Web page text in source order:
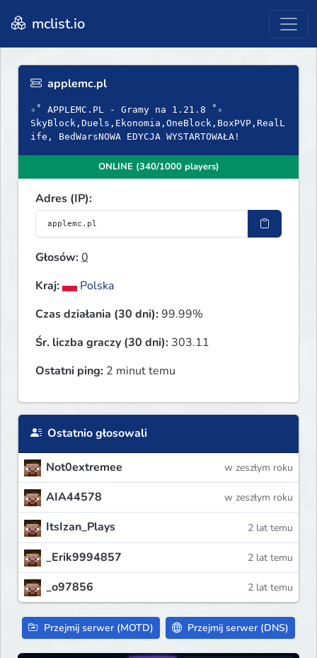
mclist.io
applemc.pl
✧˚ APPLEMC.PL - Gramy na 1.21.8 ˚✧
SkyBlock,Duels,Ekonomia,OneBlock,BoxPVP,RealL
ife, BedWarsNOWA EDYCJA WYSTARTOWAŁA!
ONLINE (340/1000 players)
Adres (IP):
Głosów:0
Kraj:
Polska
Czas działania (30 dni):99.99%
Śr. liczba graczy (30 dni): 303.11
Ostatni ping: 2 minut temu
Ostatnio głosowali
Not0extremee w zeszłym roku
AIA44578 w zeszłym roku
ItsIzan_Plays 2 lat temu
_Erik9994857 2 lat temu
_o97856 2 lat temu
Przejmij serwer (MOTD) Przejmij serwer (DNS)